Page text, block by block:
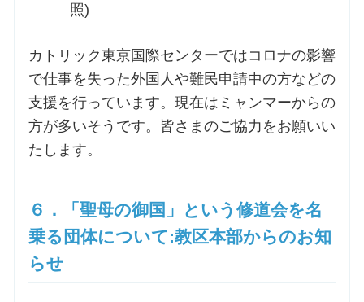
照)
カトリック東京国際センターではコロナの影響
で仕事を失った外国人や難民申請中の方などの
支援を行っています。現在はミャンマーからの
方が多いそうです。皆さまのご協力をお願いい
たします。
６．「聖母の御国」という修道会を名
乗る団体について:教区本部からのお知
らせ